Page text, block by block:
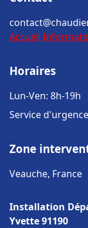
Accueil
Horaires
Lun-Ven: 8h-19h
Service
Zone
Veauche, France
Installation
Yvette 91190